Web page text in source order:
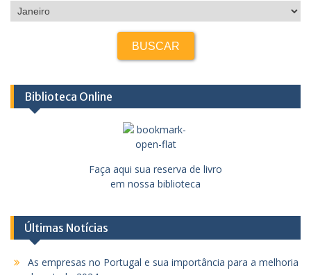
Biblioteca Online
Faça aqui sua reserva de livro
em nossa biblioteca
Últimas Notícias
As empresas no Portugal e sua importância para a melhoria